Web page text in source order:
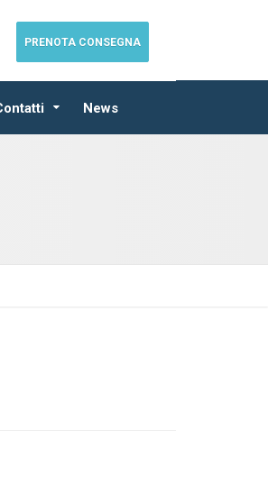
News
PRENOTA CONSEGNA